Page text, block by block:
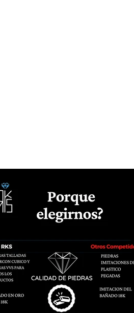
Confirm your age
Are you 18 years old or older?